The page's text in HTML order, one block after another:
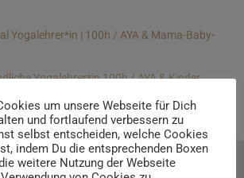
Yogalehrer*in | 100h / AYA & Mama-Baby-
Yogalehrer*in 100h / AYA & Kinder
100 h & Faszientrainer*in
/ Yogatherapeut*in &
| 70h
um unsere Webseite für Dich
und fortlaufend verbessern zu
selbst entscheiden, welche Cookies
indem Du die entsprechenden Boxen
weitere Nutzung der Webseite
Beratung buchen